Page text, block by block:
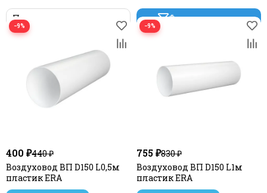
Прямоугольное сечение 220х90
Прямоугольное сечение 250х80 из оцинкованной
стали DEC QuadroDEC
Фильтр товаров
−9%
400 ₽440 ₽
Воздуховод ВП D150 L0,5м
пластик ERA
−9%
755 ₽830 ₽
Воздуховод ВП D150 L1м
пластик ERA